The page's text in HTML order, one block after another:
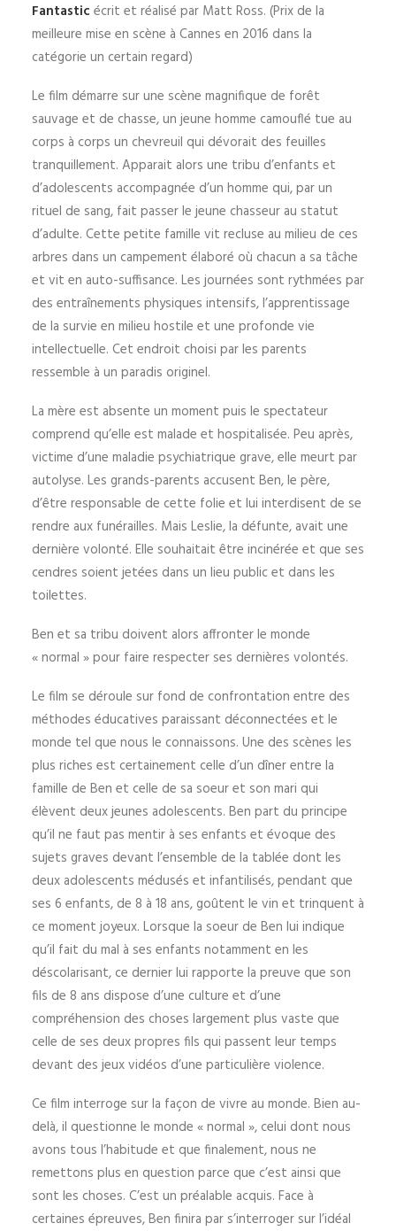
Fantastic écrit et réalisé par Matt Ross. (Prix de la
meilleure mise en scène à Cannes en 2016 dans la
catégorie un certain regard)
Le film démarre sur une scène magnifique de forêt
sauvage et de chasse, un jeune homme camouflé tue au
corps à corps un chevreuil qui dévorait des feuilles
tranquillement. Apparait alors une tribu d’enfants et
d’adolescents accompagnée d’un homme qui, par un
rituel de sang, fait passer le jeune chasseur au statut
d’adulte. Cette petite famille vit recluse au milieu de ces
arbres dans un campement élaboré où chacun a sa tâche
et vit en auto-suffisance. Les journées sont rythmées par
des entraînements physiques intensifs, l’apprentissage
de la survie en milieu hostile et une profonde vie
intellectuelle. Cet endroit choisi par les parents
ressemble à un paradis originel.
La mère est absente un moment puis le spectateur
comprend qu’elle est malade et hospitalisée. Peu après,
victime d’une maladie psychiatrique grave, elle meurt par
autolyse. Les grands-parents accusent Ben, le père,
d’être responsable de cette folie et lui interdisent de se
rendre aux funérailles. Mais Leslie, la défunte, avait une
dernière volonté. Elle souhaitait être incinérée et que ses
cendres soient jetées dans un lieu public et dans les
toilettes.
Ben et sa tribu doivent alors affronter le monde
« normal » pour faire respecter ses dernières volontés.
Le film se déroule sur fond de confrontation entre des
méthodes éducatives paraissant déconnectées et le
monde tel que nous le connaissons. Une des scènes les
plus riches est certainement celle d’un dîner entre la
famille de Ben et celle de sa soeur et son mari qui
élèvent deux jeunes adolescents. Ben part du principe
qu’il ne faut pas mentir à ses enfants et évoque des
sujets graves devant l’ensemble de la tablée dont les
deux adolescents médusés et infantilisés, pendant que
ses 6 enfants, de 8 à 18 ans, goûtent le vin et trinquent à
ce moment joyeux. Lorsque la soeur de Ben lui indique
qu’il fait du mal à ses enfants notamment en les
déscolarisant, ce dernier lui rapporte la preuve que son
fils de 8 ans dispose d’une culture et d’une
compréhension des choses largement plus vaste que
celle de ses deux propres fils qui passent leur temps
devant des jeux vidéos d’une particulière violence.
Ce film interroge sur la façon de vivre au monde. Bien au-
delà, il questionne le monde « normal », celui dont nous
avons tous l’habitude et que finalement, nous ne
remettons plus en question parce que c’est ainsi que
sont les choses. C’est un préalable acquis. Face à
certaines épreuves, Ben finira par s’interroger sur l’idéal